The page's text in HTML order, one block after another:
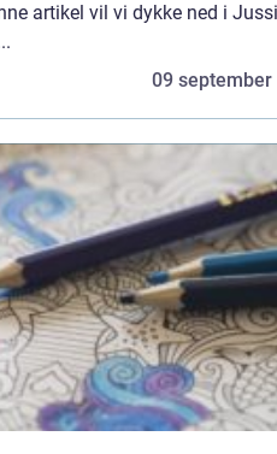
artikel vil vi dykke ned i Jussi
09 september